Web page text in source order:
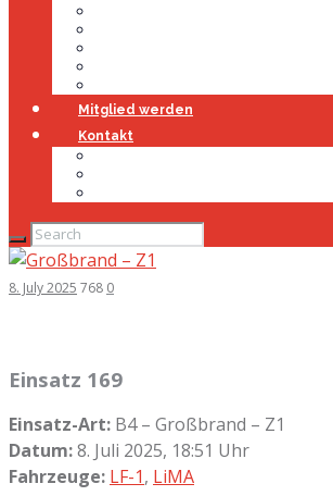
Mitglied werden
Kontakt
8. July 2025 768 0
Einsatz 169
Einsatz-Art: B4 – Großbrand – Z1
Datum:8. Juli 2025, 18:51 Uhr
Fahrzeuge: LF-1, LiMA